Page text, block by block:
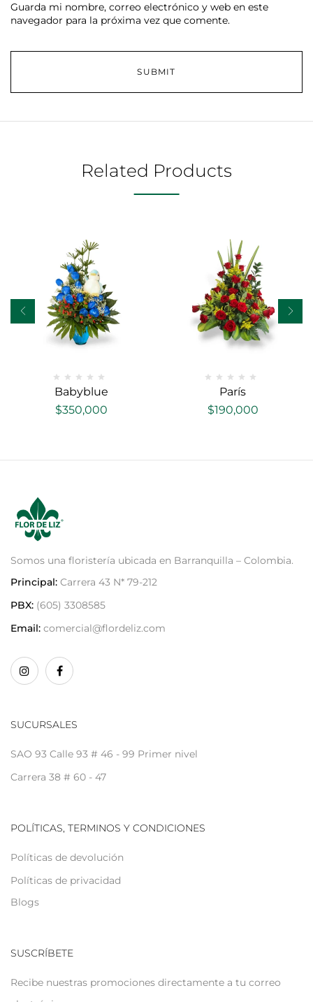
Guarda mi nombre, correo electrónico y web en este
navegador para la próxima vez que comente.
Related Products
Babyblue
$350,000
París
$190,000
Somos una floristería ubicada en Barranquilla – Colombia.
Principal: Carrera 43 N* 79-212
PBX: (605) 3308585
Email: comercial@flordeliz.com
SUCURSALES
SAO 93 Calle 93 # 46 - 99 Primer nivel
Carrera 38 # 60 - 47
POLÍTICAS, TERMINOS Y CONDICIONES
Políticas de devolución
Políticas de privacidad
Blogs
SUSCRÍBETE
Recibe nuestras promociones directamente a tu correo